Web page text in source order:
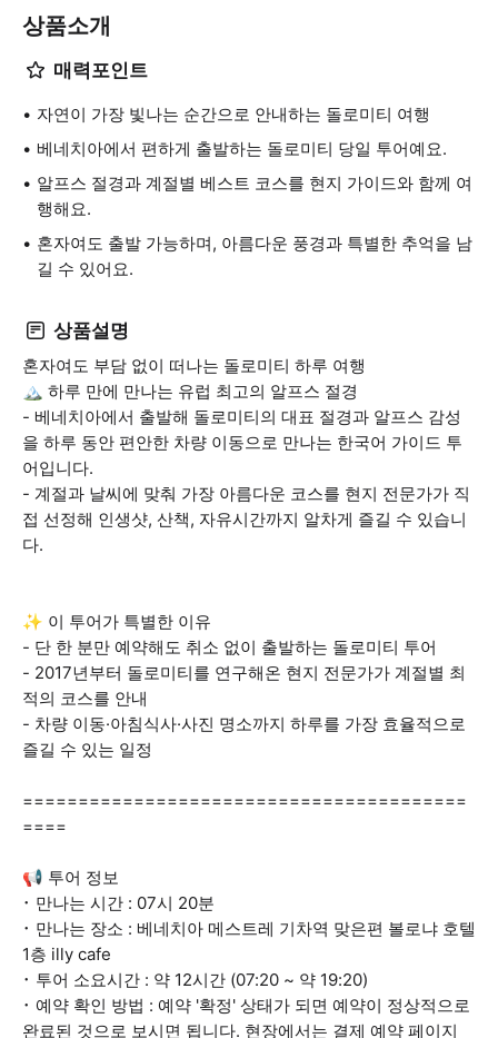
상품소개
매력포인트
자연이 가장 빛나는 순간으로 안내하는 돌로미티 여행
베네치아에서 편하게 출발하는 돌로미티 당일 투어예요.
알프스 절경과 계절별 베스트 코스를 현지 가이드와 함께 여
행해요.
혼자여도 출발 가능하며, 아름다운 풍경과 특별한 추억을 남
길 수 있어요.
상품설명
혼자여도 부담 없이 떠나는 돌로미티 하루 여행
🏔️ 하루 만에 만나는 유럽 최고의 알프스 절경
- 베네치아에서 출발해 돌로미티의 대표 절경과 알프스 감성
을 하루 동안 편안한 차량 이동으로 만나는 한국어 가이드 투
어입니다.
- 계절과 날씨에 맞춰 가장 아름다운 코스를 현지 전문가가 직
접 선정해 인생샷, 산책, 자유시간까지 알차게 즐길 수 있습니
다.
✨ 이 투어가 특별한 이유
- 단 한 분만 예약해도 취소 없이 출발하는 돌로미티 투어
- 2017년부터 돌로미티를 연구해온 현지 전문가가 계절별 최
적의 코스를 안내
- 차량 이동·아침식사·사진 명소까지 하루를 가장 효율적으로
즐길 수 있는 일정
========================================
====
📢 투어 정보
･ 만나는 시간 : 07시 20분
･ 만나는 장소 : 베네치아 메스트레 기차역 맞은편 볼로냐 호텔
1층 illy cafe
･ 투어 소요시간 : 약 12시간 (07:20 ~ 약 19:20)
･ 예약 확인 방법 : 예약 '확정' 상태가 되면 예약이 정상적으로
완료된 것으로 보시면 됩니다. 현장에서는 결제 예약 페이지